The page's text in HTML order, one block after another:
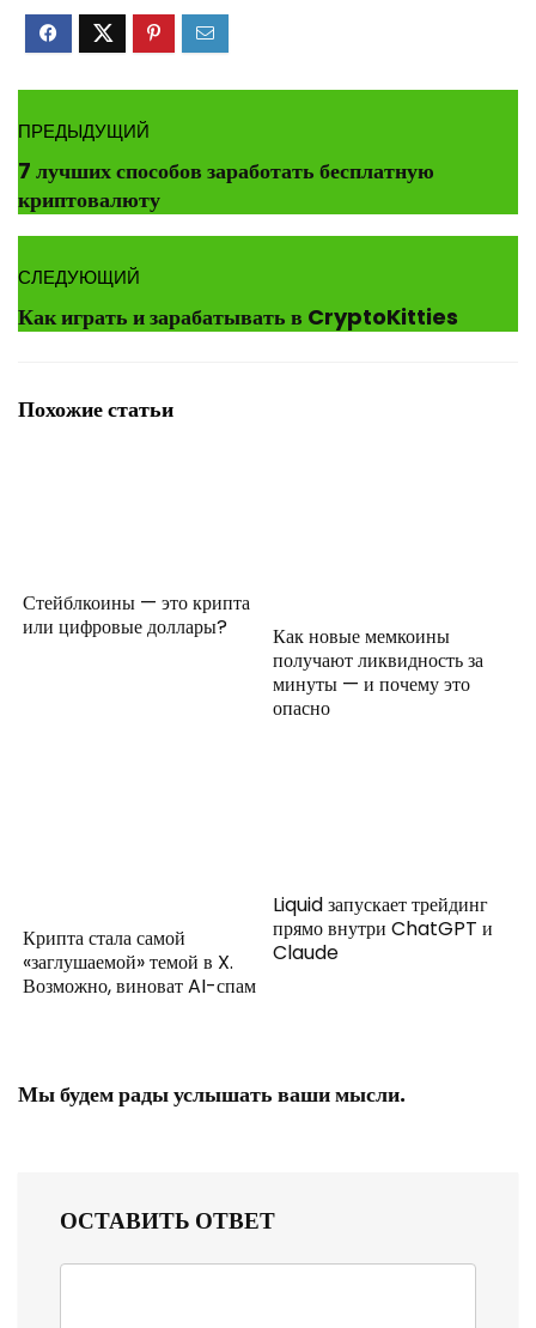
ПРЕДЫДУЩИЙ
7 лучших способов заработать бесплатную
криптовалюту
СЛЕДУЮЩИЙ
Как играть и зарабатывать в CryptoKitties
Похожие статьи
Стейблкоины — это крипта
или цифровые доллары?
Как новые мемкоины
получают ликвидность за
минуты — и почему это
опасно
Крипта стала самой
«заглушаемой» темой в X.
Возможно, виноват AI-спам
Liquid запускает трейдинг
прямо внутри ChatGPT и
Claude
Мы будем рады услышать ваши мысли.
ОСТАВИТЬ ОТВЕТ